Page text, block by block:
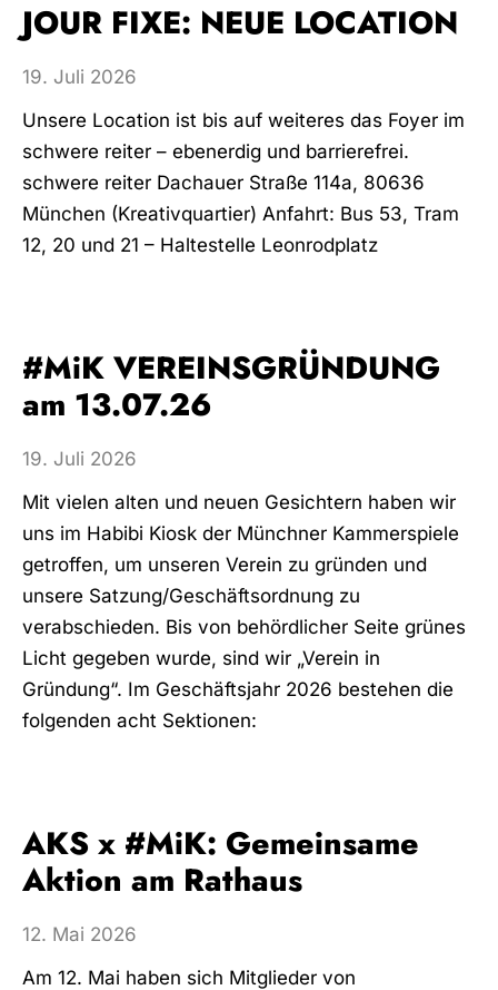
JOUR FIXE: NEUE LOCATION
19. Juli 2026
Unsere Location ist bis auf weiteres das Foyer im
schwere reiter – ebenerdig und barrierefrei.
schwere reiter Dachauer Straße 114a, 80636
München (Kreativquartier) Anfahrt: Bus 53, Tram
12, 20 und 21 – Haltestelle Leonrodplatz
#MiK VEREINSGRÜNDUNG
am 13.07.26
19. Juli 2026
Mit vielen alten und neuen Gesichtern haben wir
uns im Habibi Kiosk der Münchner Kammerspiele
getroffen, um unseren Verein zu gründen und
unsere Satzung/Geschäftsordnung zu
verabschieden. Bis von behördlicher Seite grünes
Licht gegeben wurde, sind wir „Verein in
Gründung“. Im Geschäftsjahr 2026 bestehen die
folgenden acht Sektionen:
AKS x #MiK: Gemeinsame
Aktion am Rathaus
12. Mai 2026
Am 12. Mai haben sich Mitglieder von